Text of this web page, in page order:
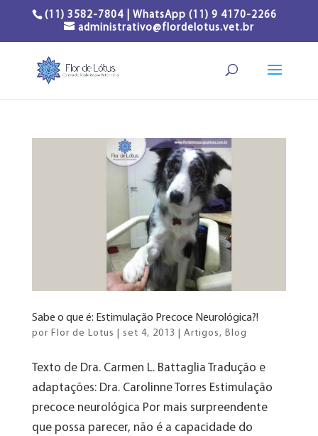
(11) 3582-7804 | WhatsApp (11) 9 4170-2266
administrativo@flordelotus.vet.br
Sabe o que é: Estimulação Precoce Neurológica?!
por Flor de Lotus set 4, 2013 Artigos, Blog
Texto de Dra. Carmen L. Battaglia Tradução e
adaptações: Dra. Carolinne Torres Estimulação
precoce neurológica Por mais surpreendente
que possa parecer, não é a capacidade do